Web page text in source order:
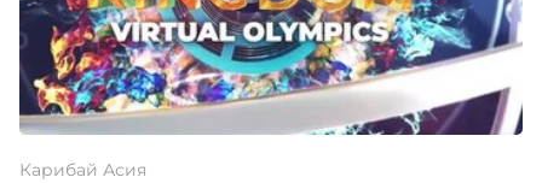
Читать о проекте -Как сотрудники adidas Group
меняют свою жизнь и вдохновляют остальных
При использовании материала гиперссылка на
соответствующую страницу портала HR-tv.ru
обязательна
Карибай Асия